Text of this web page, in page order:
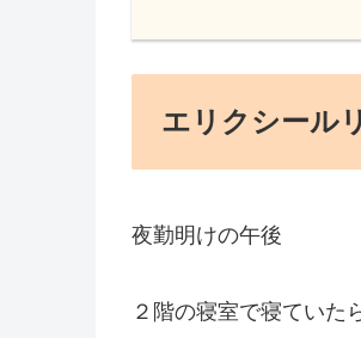
エリクシール
夜勤明けの午後
２階の寝室で寝ていた